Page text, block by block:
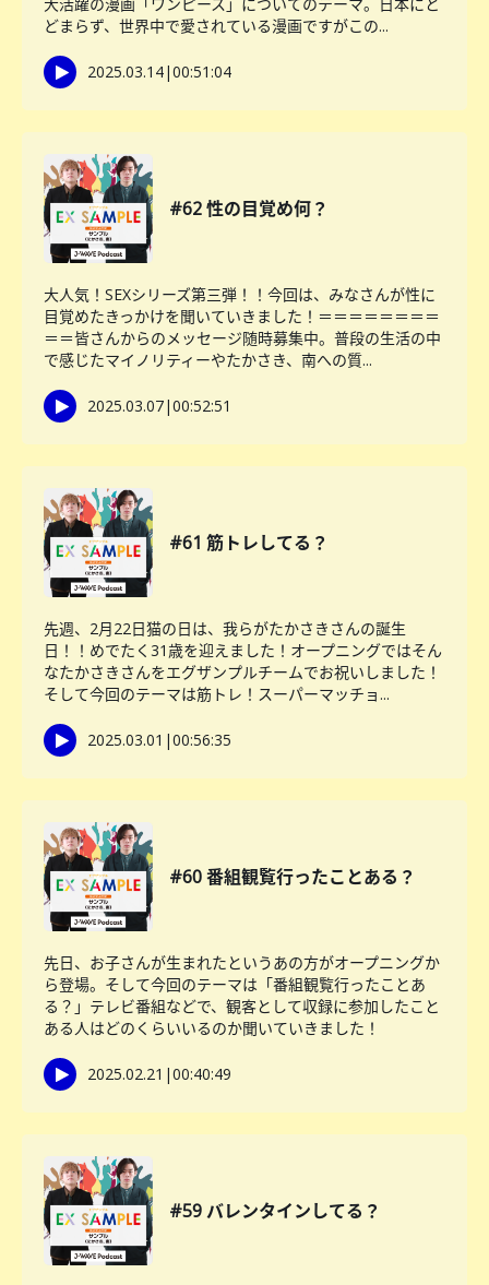
どまらず、世界中で愛されている漫画ですがこの...
2025.03.14|00:51:04
#62 性の目覚め何？
大人気！SEXシリーズ第三弾！！今回は、みなさんが性に
目覚めたきっかけを聞いていきました！＝＝＝＝＝＝＝＝
＝＝皆さんからのメッセージ随時募集中。普段の生活の中
で感じたマイノリティーやたかさき、南への質...
2025.03.07|00:52:51
#61 筋トレしてる？
先週、2月22日猫の日は、我らがたかさきさんの誕生
日！！めでたく31歳を迎えました！オープニングではそん
なたかさきさんをエグザンプルチームでお祝いしました！
そして今回のテーマは筋トレ！スーパーマッチョ...
2025.03.01 |00:56:35
#60 番組観覧行ったことある？
先日、お子さんが生まれたというあの方がオープニングか
ら登場。そして今回のテーマは「番組観覧行ったことあ
る？」テレビ番組などで、観客として収録に参加したこと
ある人はどのくらいいるのか聞いていきました！
2025.02.21 |00:40:49
#59 バレンタインしてる？